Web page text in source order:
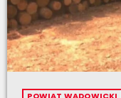
POWIAT WADOWICKI